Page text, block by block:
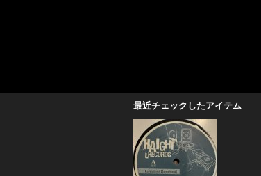
最近チェックしたアイテム